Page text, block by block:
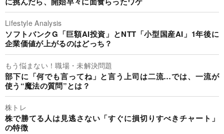
Lifestyle Analysis
ソフトバンクG「巨額AI投資」とNTT「小型国産AI」1年後に
企業価値が上がるのはどっち？
もう悩まない！職場・未解決問題
部下に「何でも言ってね」と言う上司は二流…では、一流が
使う“魔法の質問”とは？
株トレ
株で勝てる人は見逃さない「すぐに損切りすべきチャート」
の特徴